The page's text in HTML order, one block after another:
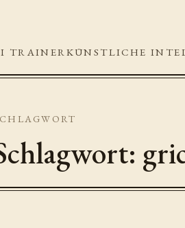
TRAINERKÜNSTLICHE